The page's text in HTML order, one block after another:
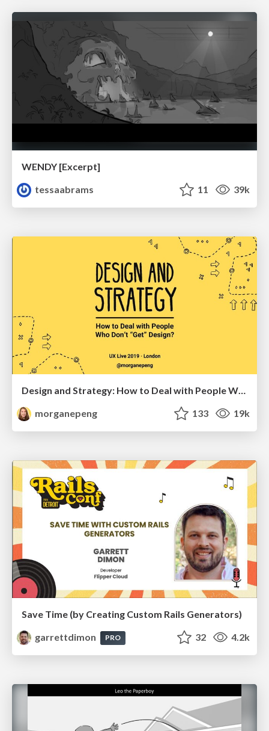
WENDY [Excerpt]
tessaabrams
11 39k
Design and Strategy: How to Deal with People Who Don’t "Get" Design
morganepeng
133 19k
Save Time (by Creating Custom Rails Generators)
garrettdimon
PRO 32 4.2k